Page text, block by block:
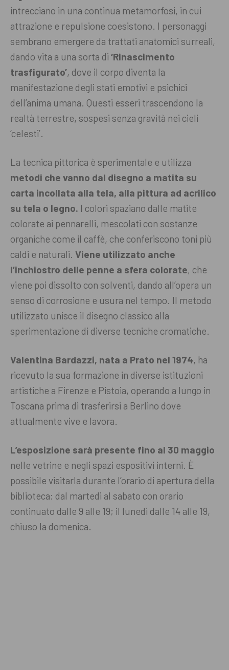
intrecciano in una continua metamorfosi, in cui
attrazione e repulsione coesistono. I personaggi
sembrano emergere da trattati anatomici surreali,
dando vita a una sorta di ‘Rinascimento
trasfigurato’, dove il corpo diventa la
manifestazione degli stati emotivi e psichici
dell’anima umana. Questi esseri trascendono la
realtà terrestre, sospesi senza gravità nei cieli
‘celesti’.
La tecnica pittorica è sperimentale e utilizza
metodi che vanno dal disegno a matita su
carta incollata alla tela, alla pittura ad acrilico
su tela o legno. I colori spaziano dalle matite
colorate ai pennarelli, mescolati con sostanze
organiche come il caffè, che conferiscono toni più
caldi e naturali. Viene utilizzato anche
l’inchiostro delle penne a sfera colorate, che
viene poi dissolto con solventi, dando all’opera un
senso di corrosione e usura nel tempo. Il metodo
utilizzato unisce il disegno classico alla
sperimentazione di diverse tecniche cromatiche.
Valentina Bardazzi, nata a Prato nel 1974, ha
ricevuto la sua formazione in diverse istituzioni
artistiche a Firenze e Pistoia, operando a lungo in
Toscana prima di trasferirsi a Berlino dove
attualmente vive e lavora.
L’esposizione sarà presente fino al 30 maggio
nelle vetrine e negli spazi espositivi interni. È
possibile visitarla durante l’orario di apertura della
biblioteca: dal martedì al sabato con orario
continuato dalle 9 alle 19; il lunedì dalle 14 alle 19,
chiuso la domenica.